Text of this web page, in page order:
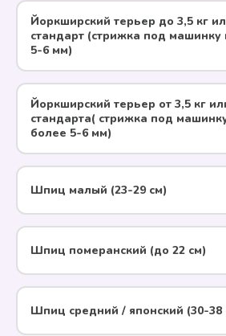
Йоркширский терьер до 3,5 кг
стандарт (стрижка под машинку
5-6 мм)
Йоркширский терьер от 3,5 кг
стандарта( стрижка под
более 5-6 мм)
Шпиц малый (23-29 см)
Шпиц померанский (до 22 см)
Шпиц средний / японский (30-38